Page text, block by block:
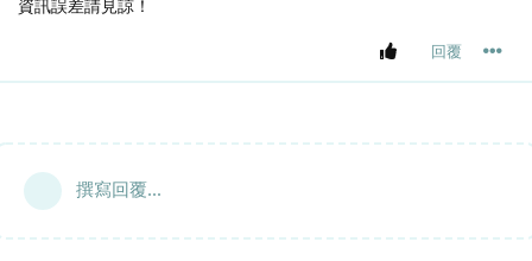
資訊誤差請見諒！
回覆
撰寫回覆...